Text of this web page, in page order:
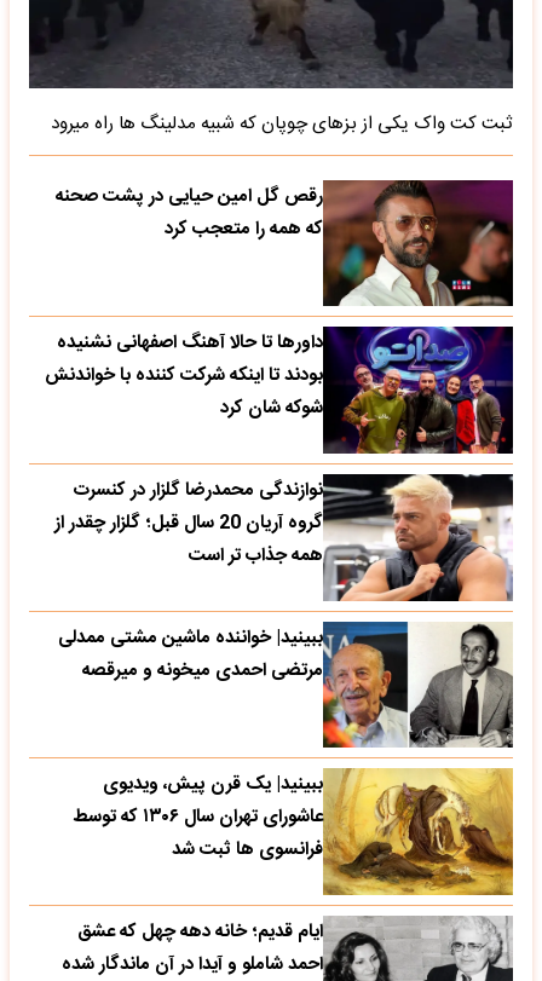
ثبت کت واک یکی از بزهای چوپان که شبیه مدلینگ ها راه میرود
رقص گل امین حیایی در پشت صحنه
که همه را متعجب کرد
داورها تا حالا آهنگ اصفهانی نشنیده
بودند تا اینکه شرکت کننده با خواندنش
شوکه شان کرد
نوازندگی محمدرضا گلزار در کنسرت
گروه آریان 20 سال قبل؛ گلزار چقدر از
همه جذاب تر است
ببینید| خواننده ماشین مشتی ممدلی
مرتضی احمدی میخونه و میرقصه
ببینید| یک قرن پیش، ویدیوی
عاشورای تهران سال ۱۳۰۶ که توسط
فرانسوی ها ثبت شد
ایام قدیم؛ خانه دهه چهل که عشق
احمد شاملو و آیدا در آن ماندگار شده